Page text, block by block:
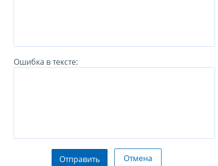
Ошибка в тексте:
Отправить Отмена